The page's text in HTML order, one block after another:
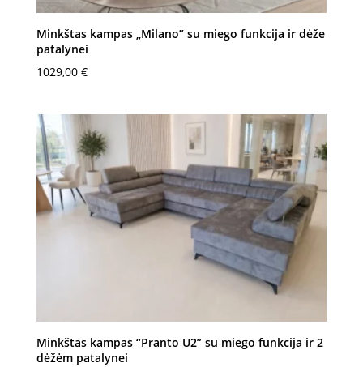
Minkštas kampas „Milano” su miego funkcija ir dėže
patalynei
1029,00 €
Minkštas kampas “Pranto U2” su miego funkcija ir 2
dėžėm patalynei